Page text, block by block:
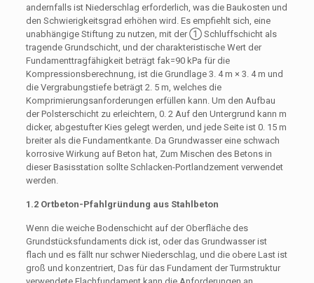
andernfalls ist Niederschlag erforderlich, was die Baukosten und
den Schwierigkeitsgrad erhöhen wird. Es empfiehlt sich, eine
unabhängige Stiftung zu nutzen, mit der ① Schluffschicht als
tragende Grundschicht, und der charakteristische Wert der
Fundamenttragfähigkeit beträgt fak=90 kPa für die
Kompressionsberechnung, ist die Grundlage 3. 4 m × 3. 4 m und
die Vergrabungstiefe beträgt 2. 5 m, welches die
Komprimierungsanforderungen erfüllen kann. Um den Aufbau
der Polsterschicht zu erleichtern, 0. 2 Auf den Untergrund kann m
dicker, abgestufter Kies gelegt werden, und jede Seite ist 0. 15 m
breiter als die Fundamentkante. Da Grundwasser eine schwach
korrosive Wirkung auf Beton hat, Zum Mischen des Betons in
dieser Basisstation sollte Schlacken-Portlandzement verwendet
werden.
1.2 Ortbeton-Pfahlgründung aus Stahlbeton
Wenn die weiche Bodenschicht auf der Oberfläche des
Grundstücksfundaments dick ist, oder das Grundwasser ist
flach und es fällt nur schwer Niederschlag, und die obere Last ist
groß und konzentriert, Das für das Fundament der Turmstruktur